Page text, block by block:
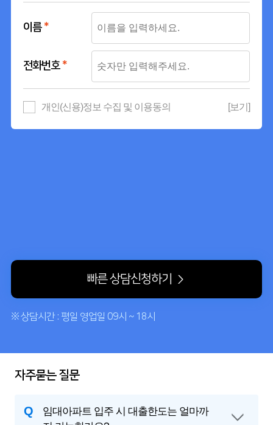
이름 *
전화번호 *
개인(신용)정보 수집 및 이용동의 [보기]
빠른 상담신청하기
※ 상담시간 : 평일 영업일 09시 ~ 18시
자주묻는 질문
Q
임대아파트 입주 시 대출한도는 얼마까